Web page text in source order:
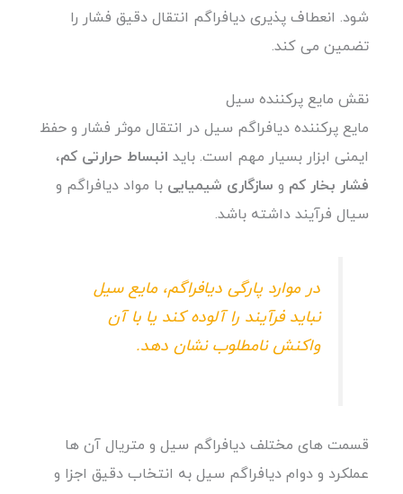
شود. انعطاف پذیری دیافراگم انتقال دقیق فشار را
تضمین می کند.
نقش مایع پرکننده سیل
مایع پرکننده دیافراگم سیل در انتقال موثر فشار و حفظ
ایمنی ابزار بسیار مهم است. باید انبساط حرارتی کم،
فشار بخار کم و سازگاری شیمیایی با مواد دیافراگم و
سیال فرآیند داشته باشد.
در موارد پارگی دیافراگم، مایع سیل
نباید فرآیند را آلوده کند یا با آن
واکنش نامطلوب نشان دهد.
قسمت های مختلف دیافراگم سیل و متریال آن ها
عملکرد و دوام دیافراگم سیل به انتخاب دقیق اجزا و